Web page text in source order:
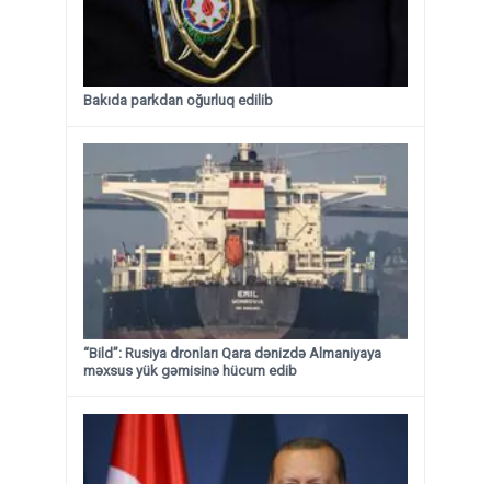
Bakıda parkdan oğurluq edilib
“Bild”: Rusiya dronları Qara dənizdə Almaniyaya
məxsus yük gəmisinə hücum edib